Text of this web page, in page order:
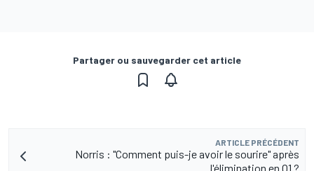
Partager ou sauvegarder cet article
ARTICLE PRÉCÉDENT
Norris : "Comment puis-je avoir le sourire" après